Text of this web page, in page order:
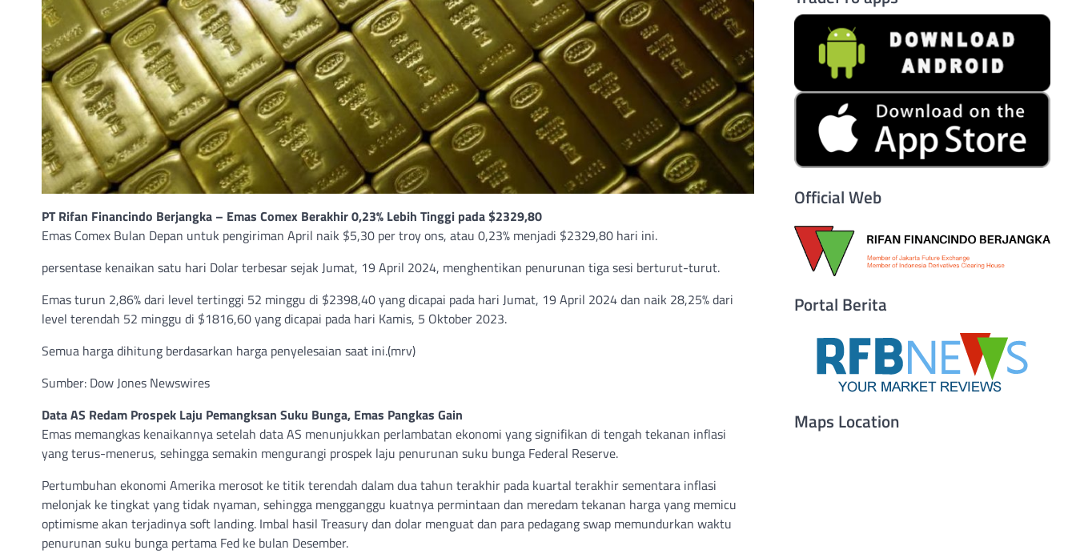
PT Rifan Financindo Berjangka – Emas Comex Berakhir 0,23% Lebih Tinggi pada $2329,80
Emas Comex Bulan Depan untuk pengiriman April naik $5,30 per troy ons, atau 0,23% menjadi $2329,80 hari ini.
persentase kenaikan satu hari Dolar terbesar sejak Jumat, 19 April 2024, menghentikan penurunan tiga sesi berturut-turut.
Emas turun 2,86% dari level tertinggi 52 minggu di $2398,40 yang dicapai pada hari Jumat, 19 April 2024 dan naik 28,25% dari
level terendah 52 minggu di $1816,60 yang dicapai pada hari Kamis, 5 Oktober 2023.
Semua harga dihitung berdasarkan harga penyelesaian saat ini.(mrv)
Sumber: Dow Jones Newswires
Data AS Redam Prospek Laju Pemangksan Suku Bunga, Emas Pangkas Gain
Emas memangkas kenaikannya setelah data AS menunjukkan perlambatan ekonomi yang signifikan di tengah tekanan inflasi
yang terus-menerus, sehingga semakin mengurangi prospek laju penurunan suku bunga Federal Reserve.
Pertumbuhan ekonomi Amerika merosot ke titik terendah dalam dua tahun terakhir pada kuartal terakhir sementara inflasi
melonjak ke tingkat yang tidak nyaman, sehingga mengganggu kuatnya permintaan dan meredam tekanan harga yang memicu
optimisme akan terjadinya soft landing. Imbal hasil Treasury dan dolar menguat dan para pedagang swap memundurkan waktu
penurunan suku bunga pertama Fed ke bulan Desember.
Official Web
Portal Berita
Maps Location